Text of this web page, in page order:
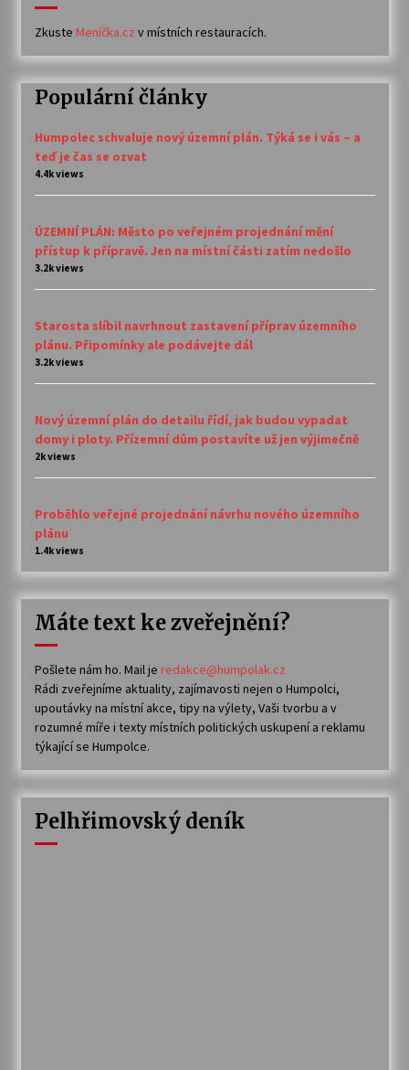
Zkuste Meníčka.cz v místních restauracích.
Populární články
Humpolec schvaluje nový územní plán. Týká se i vás – a
teď je čas se ozvat
4.4k views
ÚZEMNÍ PLÁN: Město po veřejném projednání mění
přístup k přípravě. Jen na místní části zatím nedošlo
3.2k views
Starosta slíbil navrhnout zastavení příprav územního
plánu. Připomínky ale podávejte dál
3.2k views
Nový územní plán do detailu řídí, jak budou vypadat
domy i ploty. Přízemní dům postavíte už jen výjimečně
2k views
Proběhlo veřejné projednání návrhu nového územního
plánu
1.4k views
Máte text ke zveřejnění?
Pošlete nám ho. Mail je redakce@humpolak.cz
Rádi zveřejníme aktuality, zajímavosti nejen o Humpolci,
upoutávky na místní akce, tipy na výlety, Vaši tvorbu a v
rozumné míře i texty místních politických uskupení a reklamu
týkající se Humpolce.
Pelhřimovský deník